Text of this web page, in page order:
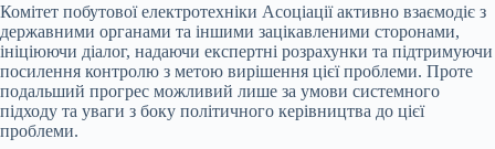
Комітет побутової електротехніки Асоціації активно взаємодіє з
державними органами та іншими зацікавленими сторонами,
ініціюючи діалог, надаючи експертні розрахунки та підтримуючи
посилення контролю з метою вирішення цієї проблеми. Проте
подальший прогрес можливий лише за умови системного
підходу та уваги з боку політичного керівництва до цієї
проблеми.